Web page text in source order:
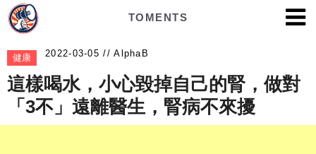
TOMENTS
健康 AlphaB
這樣喝水，小心毀掉自己的腎，做對
「3不」遠離醫生，腎病不來擾